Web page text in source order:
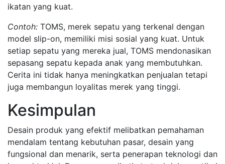
ikatan yang kuat.
Contoh: TOMS, merek sepatu yang terkenal dengan
model slip-on, memiliki misi sosial yang kuat. Untuk
setiap sepatu yang mereka jual, TOMS mendonasikan
sepasang sepatu kepada anak yang membutuhkan.
Cerita ini tidak hanya meningkatkan penjualan tetapi
juga membangun loyalitas merek yang tinggi.
Kesimpulan
Desain produk yang efektif melibatkan pemahaman
mendalam tentang kebutuhan pasar, desain yang
fungsional dan menarik, serta penerapan teknologi dan